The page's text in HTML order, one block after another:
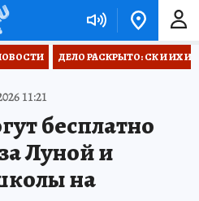
ДЕЛО РАСКРЫТО: СК И ИХ
11:21
бесплатно
Луной и
на